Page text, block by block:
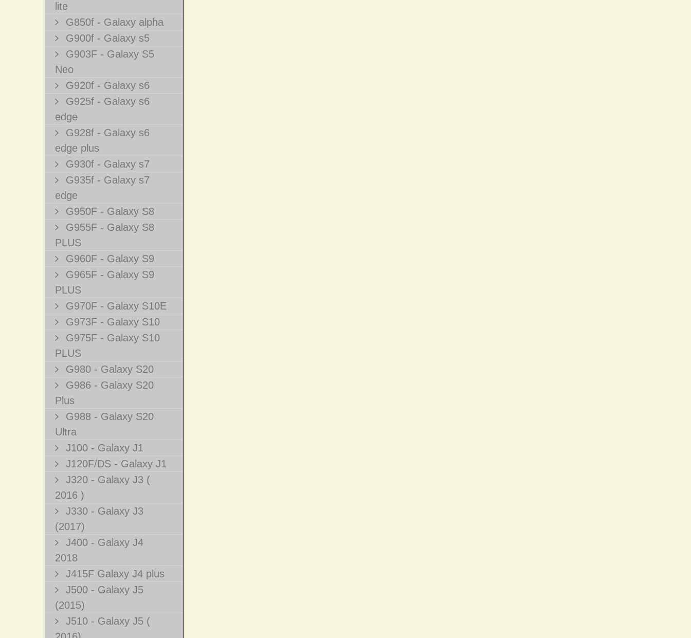
lite
G850f - Galaxy alpha
G900f - Galaxy s5
G903F - Galaxy S5
Neo
G920f - Galaxy s6
G925f - Galaxy s6
edge
G928f - Galaxy s6
edge plus
G930f - Galaxy s7
G935f - Galaxy s7
edge
G950F - Galaxy S8
G955F - Galaxy S8
PLUS
G960F - Galaxy S9
G965F - Galaxy S9
PLUS
G970F - Galaxy S10E
G973F - Galaxy S10
G975F - Galaxy S10
PLUS
G980 - Galaxy S20
G986 - Galaxy S20
Plus
G988 - Galaxy S20
Ultra
J100 - Galaxy J1
J120F/DS - Galaxy J1
J320 - Galaxy J3 (
2016 )
J330 - Galaxy J3
(2017)
J400 - Galaxy J4
2018
J415F Galaxy J4 plus
J500 - Galaxy J5
(2015)
J510 - Galaxy J5 (